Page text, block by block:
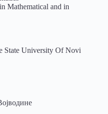
Mathematical and in
State University Of Novi